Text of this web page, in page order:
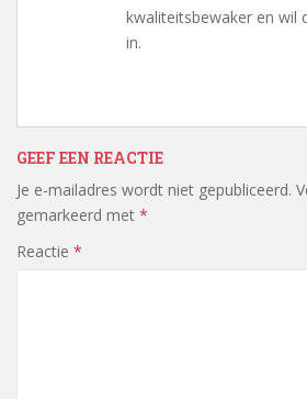
kwaliteitsbewaker en wil
in.
GEEF EEN REACTIE
Je e-mailadres wordt niet gepubliceerd.
gemarkeerd met *
Reactie *